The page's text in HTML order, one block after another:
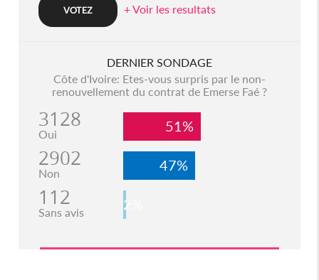
+ Voir les resultats
DERNIER SONDAGE
Côte d'Ivoire: Etes-vous surpris par le non-
renouvellement du contrat de Emerse Faé ?
3128
Oui 51%
2902
Non 47%
112
Sans avis 2%